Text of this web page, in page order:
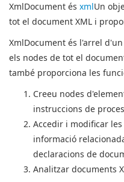
XmlDocument és xmlUn
tot el document XML i
XmlDocument és l'arrel
els nodes de tot el
també proporciona les
Creeu nodes
instruccions de
Accedir i modificar
informació
declaracions de
Analitzar documents